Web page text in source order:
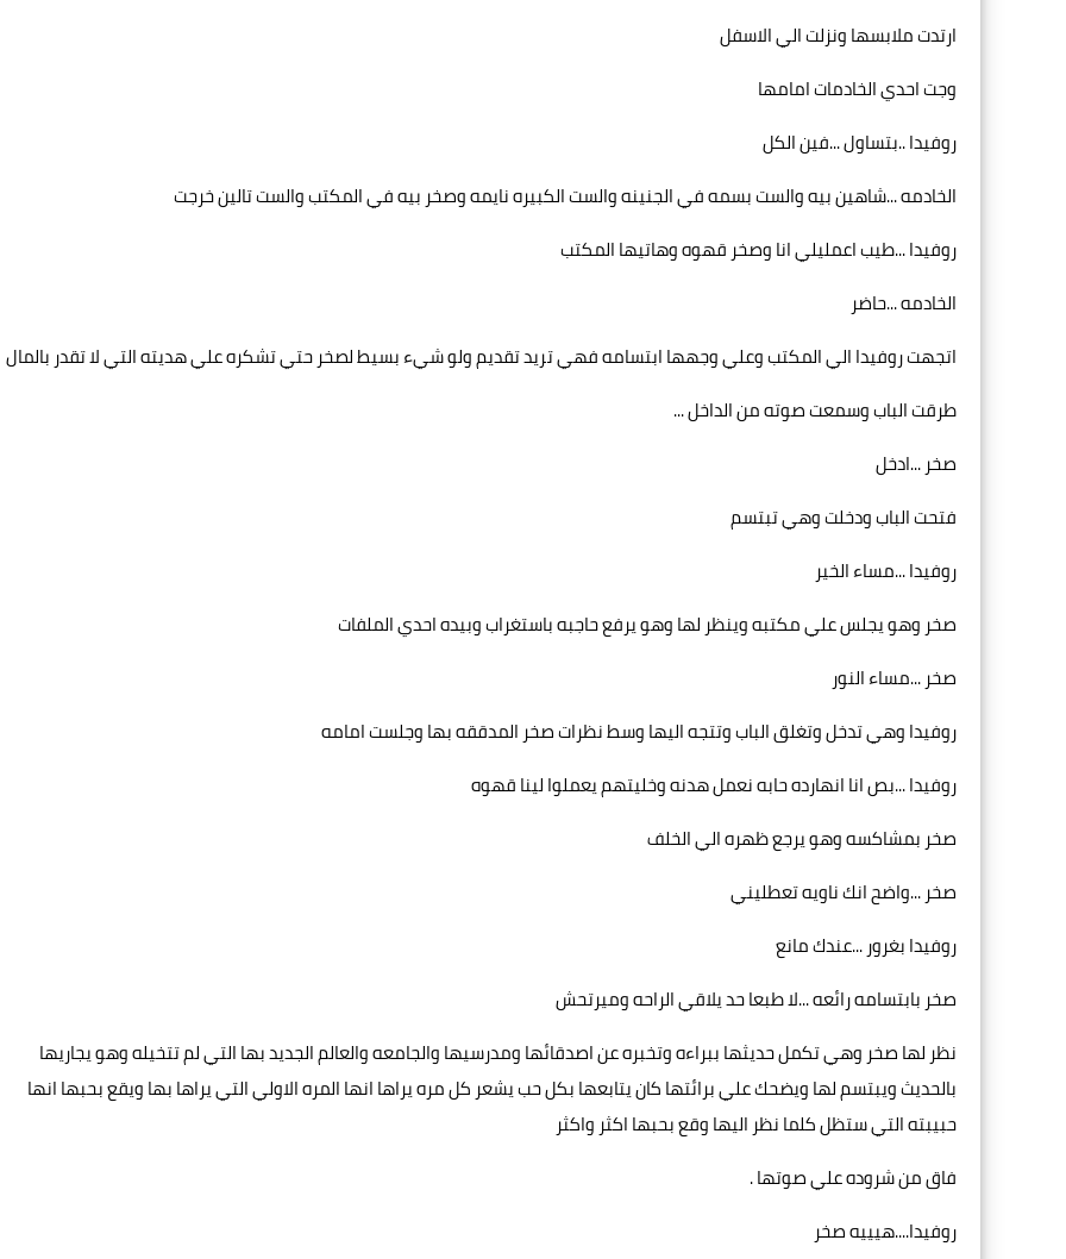
ارتدت ملابسها ونزلت الي الاسفل
وجت احدي الخادمات امامها
روفيدا ..بتساول ...فين الكل
الخادمه ...شاهين بيه والست بسمه في الجنينه والست الكبيره نايمه وصخر بيه في المكتب والست تالين خرجت
روفيدا ...طيب اعمليلي انا وصخر قهوه وهاتيها المكتب
الخادمه ...حاضر
اتجهت روفيدا الي المكتب وعلي وجهها ابتسامه فهي تريد تقديم ولو شيء بسيط لصخر حتي تشكره علي هديته التي لا تقدر بالمال
طرقت الباب وسمعت صوته من الداخل ...
صخر ...ادخل
فتحت الباب ودخلت وهي تبتسم
روفيدا ...مساء الخير
صخر وهو يجلس علي مكتبه وينظر لها وهو يرفع حاجبه باستغراب وبيده احدي الملفات
صخر ...مساء النور
روفيدا وهي تدخل وتغلق الباب وتتجه اليها وسط نظرات صخر المدققه بها وجلست امامه
روفيدا ...بص انا انهارده حابه نعمل هدنه وخليتهم يعملوا لينا قهوه
صخر بمشاكسه وهو يرجع ظهره الي الخلف
صخر ...واضح انك ناويه تعطليني
روفيدا بغرور ...عندك مانع
صخر بابتسامه رائعه ...لا طبعا حد يلاقي الراحه وميرتحش
نظر لها صخر وهي تكمل حديثها ببراءه وتخبره عن اصدقائها ومدرسيها والجامعه والعالم الجديد بها التي لم تتخيله وهو يجاريها
بالحديث ويبتسم لها ويضحك علي برائتها كان يتابعها بكل حب يشعر كل مره يراها انها المره الاولي التي يراها بها ويقع بحبها انها
حبيبته التي ستظل كلما نظر اليها وقع بحبها اكثر واكثر
فاق من شروده علي صوتها .
روفيدا....هيييه صخر